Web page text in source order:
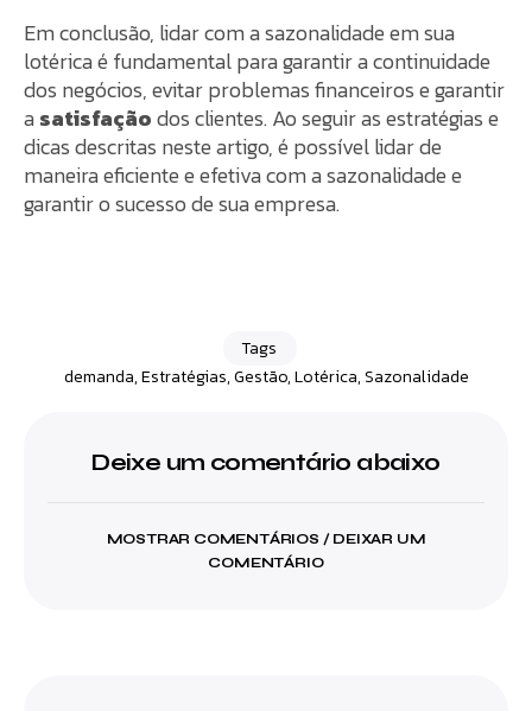
Em conclusão, lidar com a sazonalidade em sua
lotérica é fundamental para garantir a continuidade
dos negócios, evitar problemas financeiros e garantir
asatisfaçãodos clientes. Ao seguir as estratégias e
dicas descritas neste artigo, é possível lidar de
maneira eficiente e efetiva com a sazonalidade e
garantir o sucesso de sua empresa.
Tags
demanda,Estratégias,Gestão,Lotérica,Sazonalidade
Deixe um comentário abaixo
MOSTRAR COMENTÁRIOS / DEIXAR UM
COMENTÁRIO